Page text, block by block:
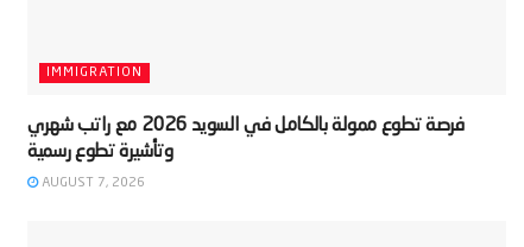
IMMIGRATION
‫فرصة تطوع ممولة بالكامل في السويد 2026 مع راتب شهري
وتأشيرة تطوع رسمية‬
AUGUST 7, 2026